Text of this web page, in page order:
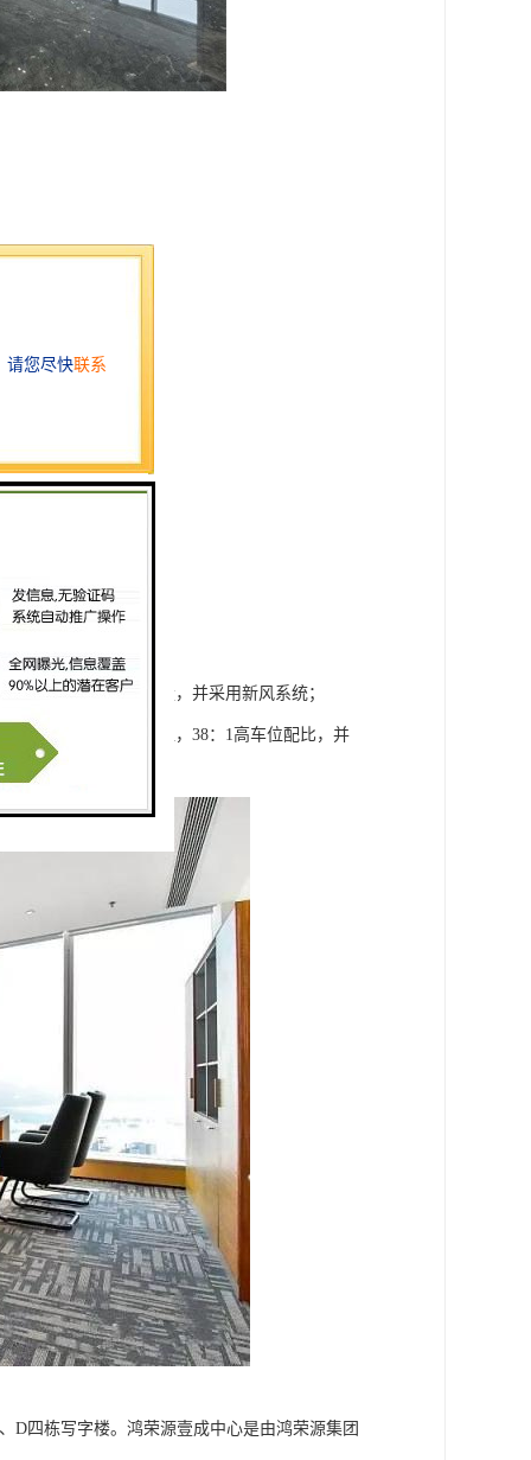
分户控制，分户计量，并采用新风系统；
部分共计1160个车位，38：1高车位配比，并
D四栋写字楼。鸿荣源壹成中心是由鸿荣源集团